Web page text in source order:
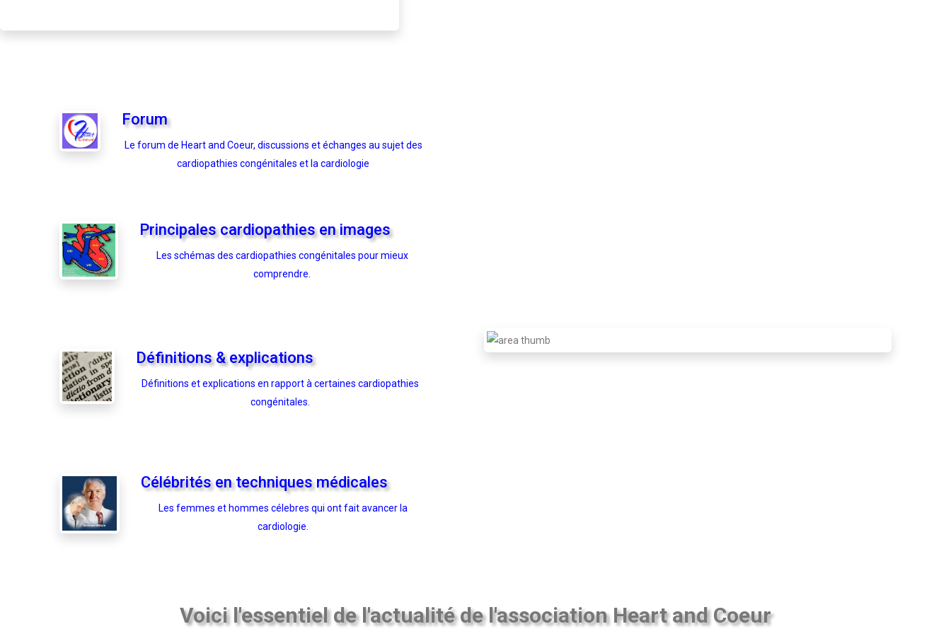
Forum
Le forum de Heart and Coeur, discussions et échanges au sujet des
cardiopathies congénitales et la cardiologie
Principales cardiopathies en images
Les schémas des cardiopathies congénitales pour mieux
comprendre.
Définitions & explications
Définitions et explications en rapport à certaines cardiopathies
congénitales.
Célébrités en techniques médicales
Les femmes et hommes célebres qui ont fait avancer la
cardiologie.
Voici l'essentiel de l'actualité de l'association Heart and Coeur